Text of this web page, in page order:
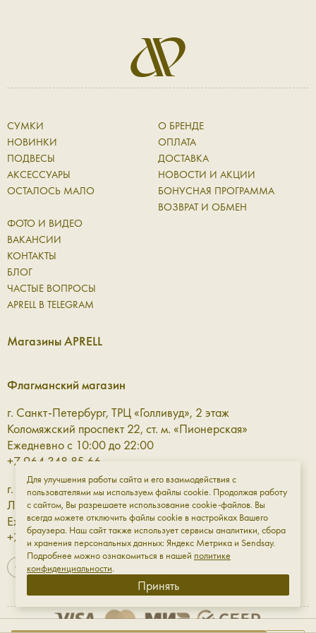
СУМКИ
НОВИНКИ
ПОДВЕСЫ
АКСЕССУАРЫ
ОСТАЛОСЬ МАЛО
О БРЕНДЕ
ОПЛАТА
ДОСТАВКА
НОВОСТИ И АКЦИИ
БОНУСНАЯ ПРОГРАММА
ВОЗВРАТ И ОБМЕН
ФОТО И ВИДЕО
ВАКАНСИИ
КОНТАКТЫ
БЛОГ
ЧАСТЫЕ ВОПРОСЫ
APRELL В TELEGRAM
Магазины APRELL
Флагманский магазин
г. Санкт-Петербург, ТРЦ «Голливуд», 2 этаж
Коломяжский проспект 22, ст. м. «Пионерская»
Ежедневно с 10:00 до 22:00
+7 964 348 85 66
г. Санкт-Петербург, ТРЦ «Галерея» 3 этаж
Лиговский проспект, 30а, ст. м. «Площадь Восстания»
Ежедневно с 10:00 до 23:00
+7 961 811-18-98
Для улучшения работы сайта и его взаимодействия с
пользователями мы используем файлы cookie. Продолжая работу
с сайтом, Вы разрешаете использование cookie-файлов. Вы
всегда можете отключить файлы cookie в настройках Вашего
браузера. Наш сайт также использует сервисы аналитики, сбора
и хранения персональных данных: Яндекс Метрика и Sendsay.
Подробнее можно ознакомиться в нашей политике
конфиденциальности.
Принять